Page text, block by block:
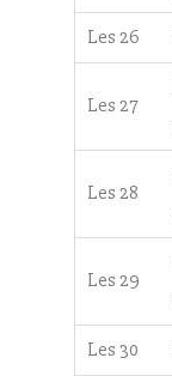
Les 26
Les 27
Les 28
Les 29
Les 30